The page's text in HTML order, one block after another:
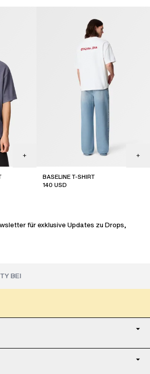
BASELINE T-SHIRT
140 USD
für exklusive Updates zu Drops,